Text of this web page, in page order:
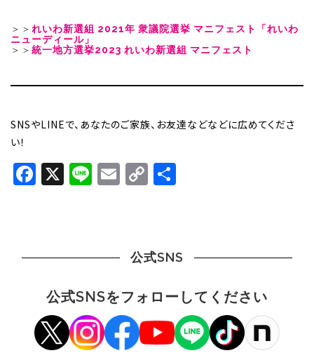
＞＞ れいわ新選組 2021年 衆議院選挙 マニフェスト「れいわ
ニューディール」
＞＞ 統一地方選挙2023 れいわ新選組 マニフェスト
SNSやLINEで、あなたのご家族、お友達などなどに広めてくださ
い！
Facebook
X LineEmail
Copy
公式SNS
公式SNSをフォローしてください